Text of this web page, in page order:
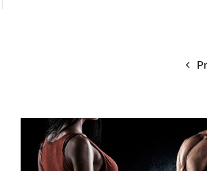
Case Results
Larger
Image